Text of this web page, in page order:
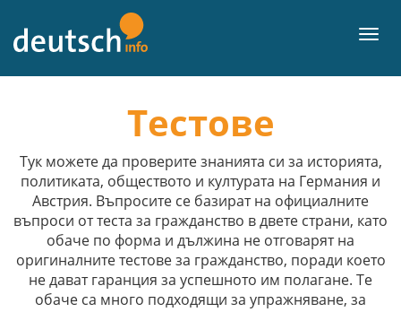
съдържанието
Тестове
Тук можете да проверите знанията си за историята,
политиката, обществото и културата на Германия и
Австрия. Въпросите се базират на официалните
въпроси от теста за гражданство в двете страни, като
обаче по форма и дължина не отговарят на
оригиналните тестове за гражданство, поради което
не дават гаранция за успешното им полагане. Те
обаче са много подходящи за упражняване, за